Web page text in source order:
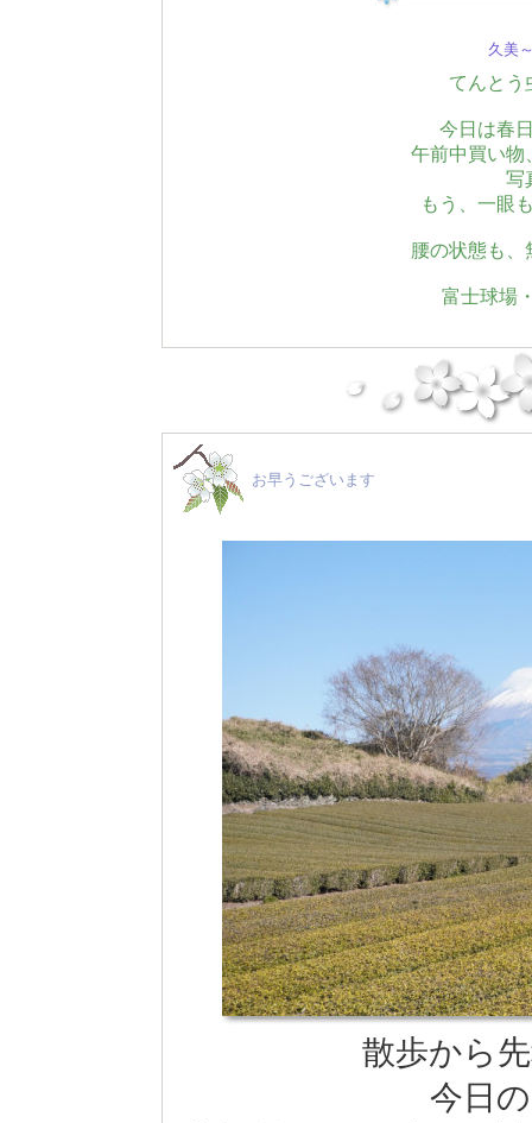
久美
てんと
今日は春
午前中買い物
写
もう、一眼
腰の状態も
富士球場
お早うございます
散歩から
今日